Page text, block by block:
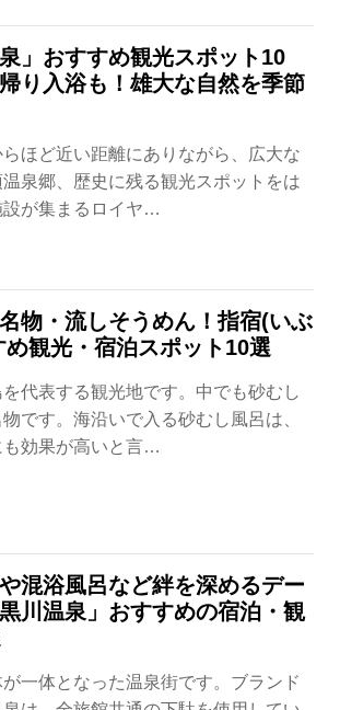
」おすすめ観光スポット10
り入浴も！雄大な自然を季節
ほど近い距離にありながら、広大な
泉郷、歴史に残る観光スポットをは
設が集まるロイヤ…
物・流しそうめん！指宿(いぶ
観光・宿泊スポット10選
代表する観光地です。中でも砂むし
です。海沿いで入る砂むし風呂は、
効果が高いと言…
混浴風呂など絆を深めるデー
川温泉」おすすめの宿泊・観
一体となった温泉街です。ブランド